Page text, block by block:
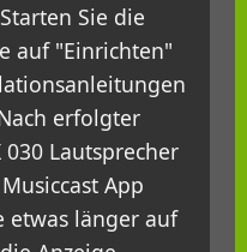
Sie die
auf "Einrichten"
erfolgter
Lautsprecher
App
etwas länger auf